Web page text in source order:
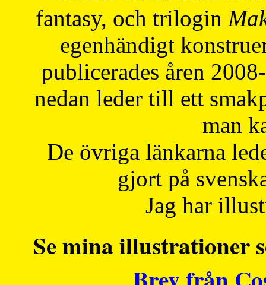
fantasy, och trilogin
egenhändigt
publicerades åren
nedan leder till ett
man
De övriga länkarna
gjort på
Jag har
Se mina illustrationer